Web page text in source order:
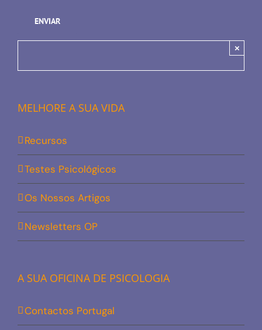
×
MELHORE A SUA VIDA
Recursos
Testes Psicológicos
Os Nossos Artigos
Newsletters OP
A SUA OFICINA DE PSICOLOGIA
Contactos Portugal